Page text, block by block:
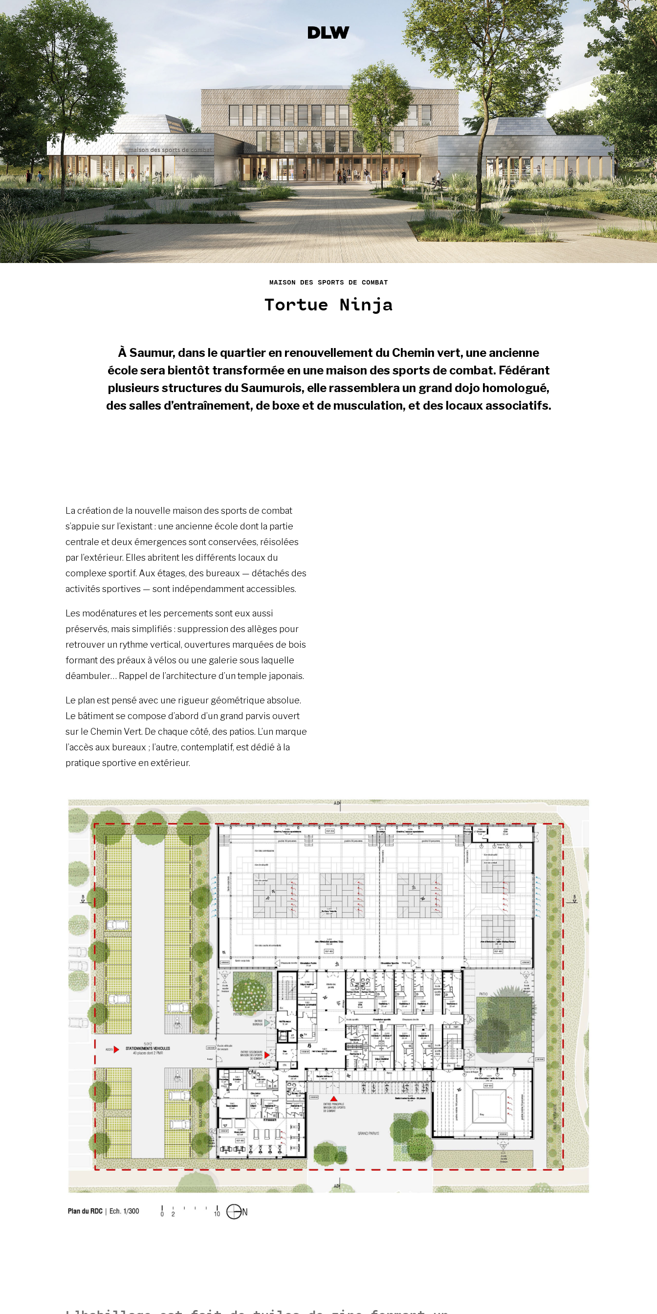
MAISON DES SPORTS DE COMBAT
Tortue Ninja
À Saumur, dans le quartier en renouvellement du Chemin vert, une ancienne
école sera bientôt transformée en une maison des sports de combat. Fédérant
plusieurs structures du Saumurois, elle rassemblera un grand dojo homologué,
des salles d’entraînement, de boxe et de musculation, et des locaux associatifs.
La création de la nouvelle maison des sports de combat
s’appuie sur l’existant : une ancienne école dont la partie
centrale et deux émergences sont conservées, réisolées
par l’extérieur. Elles abritent les différents locaux du
complexe sportif. Aux étages, des bureaux — détachés des
activités sportives — sont indépendamment accessibles.
Les modénatures et les percements sont eux aussi
préservés, mais simplifiés : suppression des allèges pour
retrouver un rythme vertical, ouvertures marquées de bois
formant des préaux à vélos ou une galerie sous laquelle
déambuler… Rappel de l’architecture d’un temple japonais.
Le plan est pensé avec une rigueur géométrique absolue.
Le bâtiment se compose d’abord d’un grand parvis ouvert
sur le Chemin Vert. De chaque côté, des patios. L’un marque
l’accès aux bureaux ; l’autre, contemplatif, est dédié à la
pratique sportive en extérieur.